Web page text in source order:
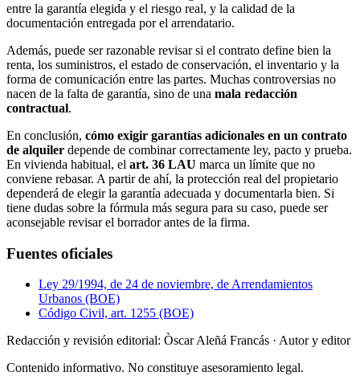
entre la garantía elegida y el riesgo real, y la calidad de la
documentación entregada por el arrendatario.
Además, puede ser razonable revisar si el contrato define bien la
renta, los suministros, el estado de conservación, el inventario y la
forma de comunicación entre las partes. Muchas controversias no
nacen de la falta de garantía, sino de una mala redacción
contractual.
En conclusión, cómo exigir garantías adicionales en un contrato
de alquiler depende de combinar correctamente ley, pacto y prueba.
En vivienda habitual, el art. 36 LAU marca un límite que no
conviene rebasar. A partir de ahí, la protección real del propietario
dependerá de elegir la garantía adecuada y documentarla bien. Si
tiene dudas sobre la fórmula más segura para su caso, puede ser
aconsejable revisar el borrador antes de la firma.
Fuentes oficiales
Ley 29/1994, de 24 de noviembre, de Arrendamientos
Urbanos (BOE)
Código Civil, art. 1255 (BOE)
Redacción y revisión editorial: Òscar Aleñá Francás · Autor y editor
Contenido informativo. No constituye asesoramiento legal.